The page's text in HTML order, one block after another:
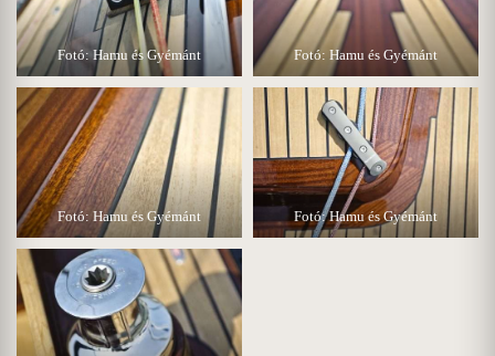
Fotó: Hamu és Gyémánt Fotó: Hamu és Gyémánt
Fotó: Hamu és Gyémánt Fotó: Hamu és Gyémánt